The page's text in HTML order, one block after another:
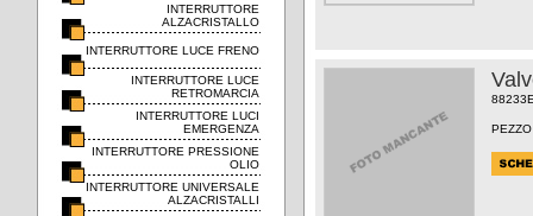
INTERRUTTORE
ALZACRISTALLO
INTERRUTTORE LUCE FRENO
INTERRUTTORE LUCE
RETROMARCIA
INTERRUTTORE LUCI
EMERGENZA
INTERRUTTORE PRESSIONE
OLIO
INTERRUTTORE UNIVERSALE
ALZACRISTALLI